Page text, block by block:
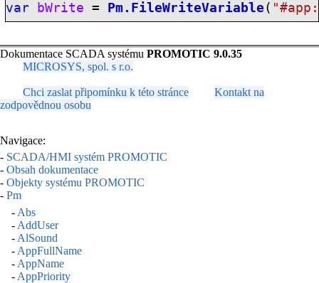
var bWrite = Pm.FileWriteVariable ( "#app:
Dokumentace SCADA systému PROMOTIC 9.0.35
MICROSYS, spol. s r.o.
Chci zaslat připomínku k této stránce
Kontakt na
zodpovědnou osobu
Navigace:
- SCADA/HMI systém PROMOTIC
- Obsah dokumentace
- Objekty systému PROMOTIC
- Pm
- Abs
- AddUser
- AlSound
- AppFullName
- AppName
- AppPriority